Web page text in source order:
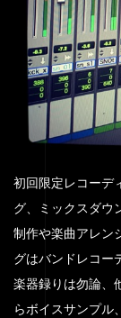
初回限定レコーデ
グ、ミックスダウ
制作や楽曲アレン
グはバンドレコー
楽器録りは勿論、
らボイスサンプル